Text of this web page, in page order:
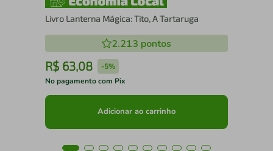
Livro Lanterna Mágica: Tito, A Tartaruga
2.213 pontos
R$ 63,08 -5%
No pagamento com Pix
Adicionar ao carrinho